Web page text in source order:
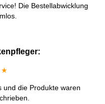
Die Bestellabwicklung
und die Produkte waren